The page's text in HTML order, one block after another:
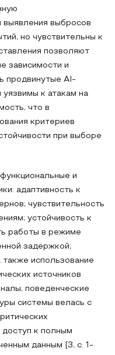
выявления выбросов
но чувствительны к
позволяют
зависимости и
продвинутые AI-
к атакам на
что в
критериев
при выборе
и
адаптивность к
чувствительность
устойчивость к
работы в режиме
задержкой;
использование
источников
поведенческие
системы велась с
доступ к полным
данным [3, с. 1-